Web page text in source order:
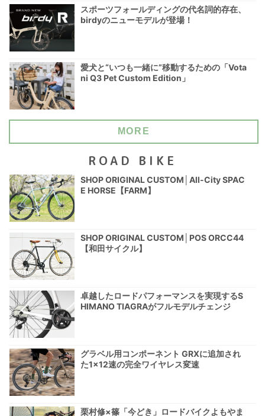
スポーツフォールディングの代名詞的存在、
birdyのニューモデルが登場！
愛犬と“いつも一緒に”移動するための「Vota
ni Q3 Pet Custom Edition」
MORE
ROAD BIKE
SHOP ORIGINAL CUSTOM│All-City SPAC
E HORSE【FARM】
SHOP ORIGINAL CUSTOM│POS ORCC44
【和田サイクル】
卓越したロードパフォーマンスを実現するS
HIMANO TIAGRAがフルモデルチェンジ
グラベル用コンポーネント GRXに追加され
た1×12速の完全ワイヤレス変速
栗村修×篠「今どき」ロードバイクよもやま